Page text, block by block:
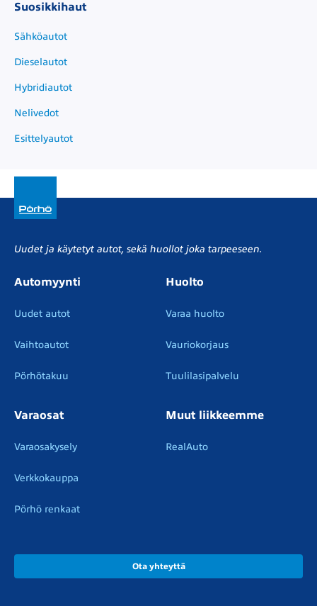
Suosikkihaut
Sähköautot
Dieselautot
Hybridiautot
Nelivedot
Esittelyautot
Uudet ja käytetyt autot, sekä huollot joka tarpeeseen.
Automyynti
Uudet autot
Vaihtoautot
Pörhötakuu
Huolto
Varaa huolto
Vauriokorjaus
Tuulilasipalvelu
Varaosat
Varaosakysely
Verkkokauppa
Pörhö renkaat
Muut liikkeemme
RealAuto
Ota yhteyttä